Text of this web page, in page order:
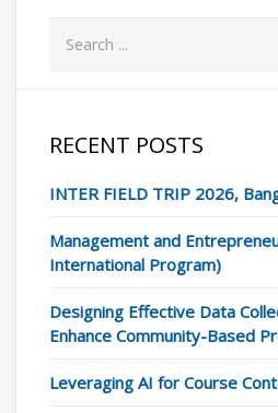
RECENT POSTS
INTER FIELD TRIP 2026,
Management and
International Program)
Designing Effective Data
Enhance Community-Based
Leveraging AI for Course